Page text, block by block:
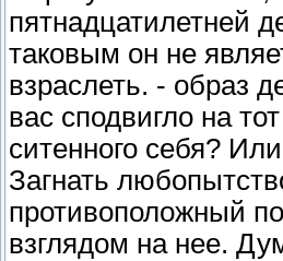
пятнадцатилетней
таковым он не
взраслеть. - образ
вас сподвигло на
ситенного себя?
Загнать
противоположный
взглядом на нее.